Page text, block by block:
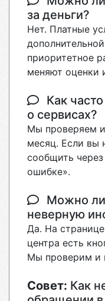
за деньги?
Нет. Платные
приоритетное
меняют оценки
Как
о сервисах?
Мы проверяем
месяц. Если
сообщить
ошибке».
Можно ли
неверную
Да. На
центра есть
Мы проверим и
Совет: Как